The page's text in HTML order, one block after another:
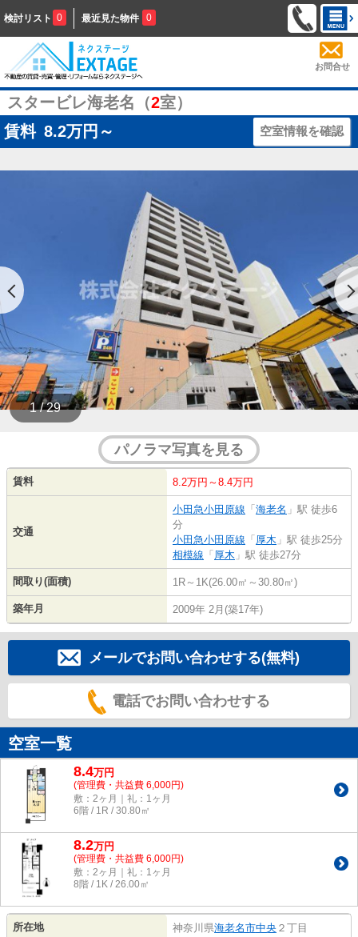
検討リスト 0 最近見た物件 0
お問合せ
スタービレ海老名（2室）
賃料 8.2万円～ 空室情報を確認
1 / 29
パノラマ写真を見る
賃料 8.2万円～8.4万円
交通
小田急小田原線 「 海老名 」駅 徒歩6
分
小田急小田原線 「 厚木 」駅 徒歩25分
相模線 「 厚木 」駅 徒歩27分
間取り(面積) 1R～1K(26.00㎡～30.80㎡)
築年月 2009年 2月(築17年)
メールでお問い合わせする(無料)
電話でお問い合わせする
空室一覧
8.4万円
(管理費・共益費 6,000円)
敷：2ヶ月｜礼：1ヶ月
6階 / 1R / 30.80㎡
8.2万円
(管理費・共益費 6,000円)
敷：2ヶ月｜礼：1ヶ月
8階 / 1K / 26.00㎡
所在地 神奈川県海老名市中央 ２丁目